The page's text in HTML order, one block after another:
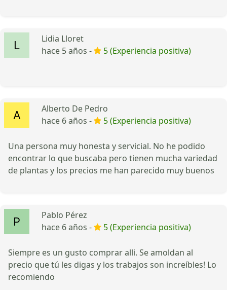
Lidia Lloret
hace 5 años -
5 (Experiencia positiva)
Alberto De Pedro
hace 6 años -
5 (Experiencia positiva)
Una persona muy honesta y servicial. No he podido
encontrar lo que buscaba pero tienen mucha variedad
de plantas y los precios me han parecido muy buenos
Pablo Pérez
hace 6 años -
5 (Experiencia positiva)
Siempre es un gusto comprar alli. Se amoldan al
precio que tú les digas y los trabajos son increíbles! Lo
recomiendo